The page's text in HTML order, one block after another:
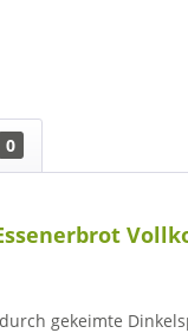
0
gekeimte